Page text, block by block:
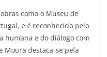
como o Museu de
e é reconhecido pelo
humana e do diálogo com
Moura destaca‑se pela